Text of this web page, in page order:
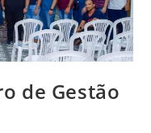
de Gestão